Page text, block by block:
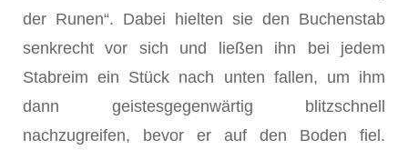
der Runen“. Dabei hielten sie den Buchenstab
senkrecht vor sich und ließen ihn bei jedem
Stabreim ein Stück nach unten fallen, um ihm
dann geistesgegenwärtig blitzschnell
nachzugreifen, bevor er auf den Boden fiel.